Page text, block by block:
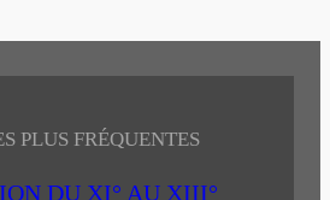
PLUS FRÉQUENTES
DU XI° AU XIII°